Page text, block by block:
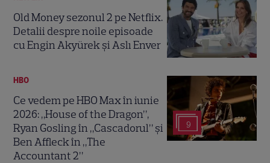
Old Money sezonul 2 pe Netflix.
Detalii despre noile episoade
cu Engin Akyürek și Aslı Enver
9
HBO
Ce vedem pe HBO Max în iunie
2026: „House of the Dragon”,
Ryan Gosling în „Cascadorul” și
Ben Affleck în „The
Accountant 2”